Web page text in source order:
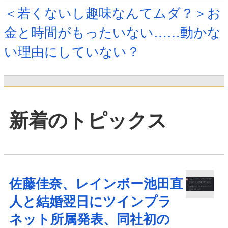
＜若くないし趣味なんてムダ？＞お
金と時間がもったいない……動かな
い理由にしていない？
新着のトピックス
佐藤佳奈、レインボー池田直
人と結婚翌日にツインプラ
ネット所属発表、同社初の